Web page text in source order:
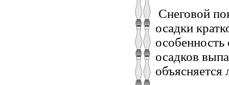
Снеговой
осадки
осадков
объясняется